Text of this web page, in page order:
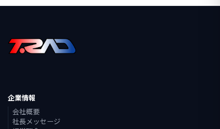
企業情報
会社概要
社長メッセージ